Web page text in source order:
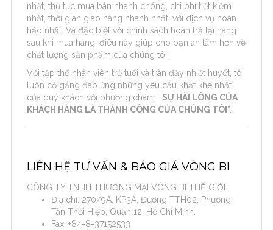
nhất, thủ tục mua bán nhanh chóng, chi phí tiết kiệm
nhất, thời gian giao hàng nhanh nhất, với dịch vụ hoàn
hảo nhất. Và đặc biệt với chính sách hoàn trả lại hàng
sau khi mua hàng, điêu này giúp cho bạn an tâm hơn về
chất lượng sản phẩm của chúng tôi.
Với tập thể nhân viên trẻ tuổi và tràn đầy nhiệt huyết, tôi
luôn cố gắng đáp ứng những yêu cầu khắt khe nhất
của quý khách với phương châm: “SỰ HÀI LÒNG CỦA
KHÁCH HÀNG LÀ THÀNH CÔNG CỦA CHÚNG TÔI ”.
LIÊN HỆ TƯ VẤN & BÁO GIÁ VÒNG BI
CÔNG TY TNHH THƯƠNG MẠI VÒNG BI THẾ GIỚI
Địa chỉ: 270/9A, KP3A, Đường TTH02, Phường
Tân Thới Hiệp, Quận 12, Hồ Chí Minh.
Fax: +84-8-37152533